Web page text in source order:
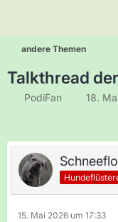
andere Themen
Talkthread
PodiFan 18.
15. Mai 2026 um 17:33